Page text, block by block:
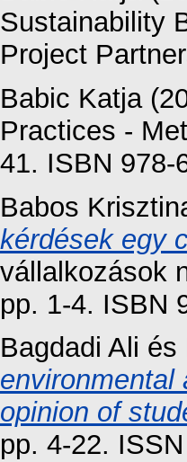
Sustainability
Project
Babic Katja
Practices -
41. ISBN 978-
Babos
kérdések egy
vállalkozások
pp. 1-4. ISBN
Bagdadi Ali és
environmental
opinion of
pp. 4-22.